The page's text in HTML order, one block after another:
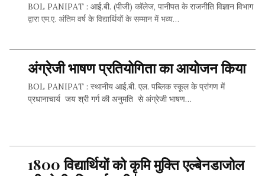
BOL PANIPAT : आई.बी. (पीजी) कॉलेज, पानीपत के राजनीति विज्ञान विभाग
द्वारा एम.ए. अंतिम वर्ष के विद्यार्थियों के सम्मान में भव्य…
SHARE THIS...
अंग्रेजी भाषण प्रतियोगिता का आयोजन किया
BOL PANIPAT : स्थानीय आई.बी. एल. पब्लिक स्कूल के प्रांगण में
प्रधानाचार्य जय श्री गर्ग की अनुमति से अंग्रेजी भाषण…
1800 विद्यार्थियों को कृमि मुक्ति एल्बेनडाजोल